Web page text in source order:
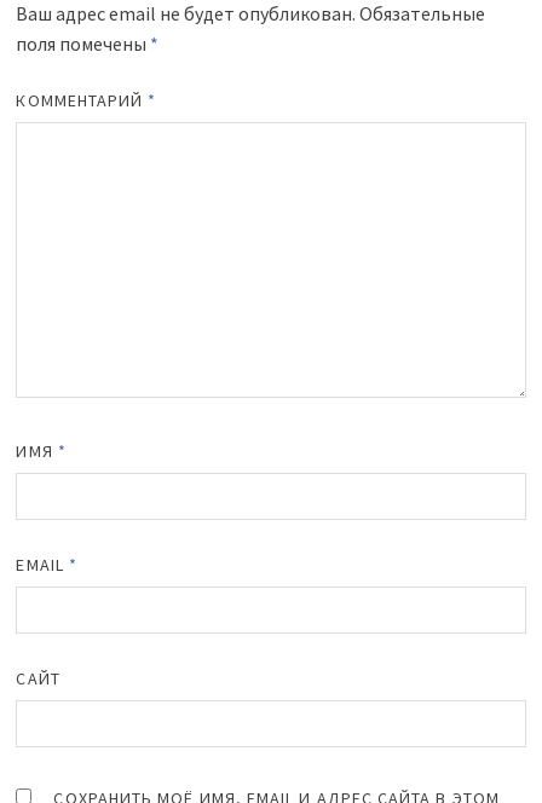
Ваш адрес email не будет опубликован. Обязательные
поля помечены *
КОММЕНТАРИЙ *
ИМЯ *
EMAIL *
САЙТ
СОХРАНИТЬ МОЁ ИМЯ, EMAIL И АДРЕС САЙТА В ЭТОМ